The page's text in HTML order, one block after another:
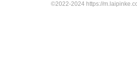
©2022-2024 https://